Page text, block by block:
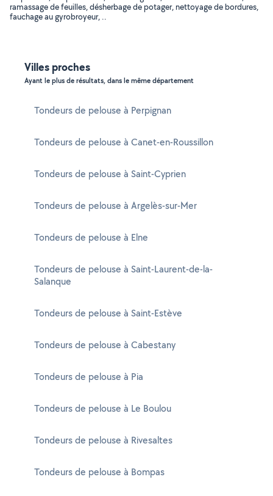
ramassage de feuilles, désherbage de potager, nettoyage de bordures,
fauchage au gyrobroyeur, ..
Villes proches
Ayant le plus de résultats, dans le même département
Tondeurs de pelouse à Perpignan
Tondeurs de pelouse à Canet-en-Roussillon
Tondeurs de pelouse à Saint-Cyprien
Tondeurs de pelouse à Argelès-sur-Mer
Tondeurs de pelouse à Elne
Tondeurs de pelouse à Saint-Laurent-de-la-
Salanque
Tondeurs de pelouse à Saint-Estève
Tondeurs de pelouse à Cabestany
Tondeurs de pelouse à Pia
Tondeurs de pelouse à Le Boulou
Tondeurs de pelouse à Rivesaltes
Tondeurs de pelouse à Bompas